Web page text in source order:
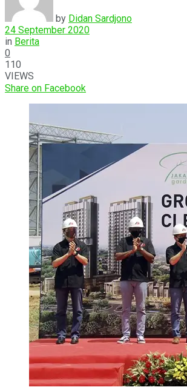
by Didan Sardjono
24 September 2020
in Berita
0
110
VIEWS
Share on Facebook